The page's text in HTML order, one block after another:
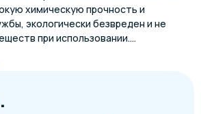
химическую прочность и
экологически безвреден и не
при использовании....